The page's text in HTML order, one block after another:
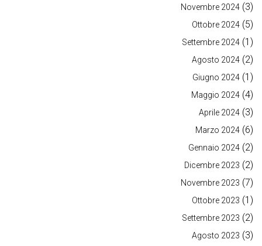
Novembre 2024 (3)
Ottobre 2024 (5)
Settembre 2024 (1)
Agosto 2024 (2)
Giugno 2024 (1)
Maggio 2024 (4)
Aprile 2024 (3)
Marzo 2024 (6)
Gennaio 2024 (2)
Dicembre 2023 (2)
Novembre 2023 (7)
Ottobre 2023 (1)
Settembre 2023 (2)
Agosto 2023 (3)